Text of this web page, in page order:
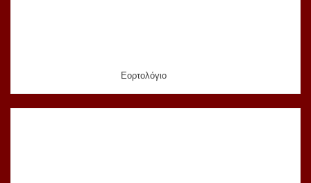
Εορτολόγιο